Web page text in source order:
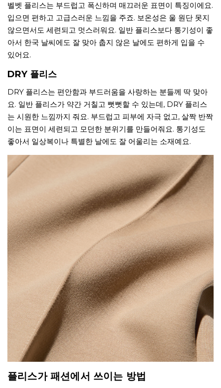
벨벳 플리스는 부드럽고 폭신하며 매끄러운 표면이 특징이에요.
입으면 편하고 고급스러운 느낌을 주죠. 보온성은 울 원단 못지
않으면서도 세련되고 멋스러워요. 일반 플리스보다 통기성이 좋
아서 한국 날씨에도 잘 맞아 춥지 않은 날에도 편하게 입을 수
있어요.
DRY 플리스
DRY 플리스는 편안함과 부드러움을 사랑하는 분들께 딱 맞아
요. 일반 플리스가 약간 거칠고 뻣뻣할 수 있는데, DRY 플리스
는 시원한 느낌까지 줘요. 부드럽고 피부에 자극 없고, 살짝 반짝
이는 표면이 세련되고 모던한 분위기를 만들어줘요. 통기성도
좋아서 일상복이나 특별한 날에도 잘 어울리는 소재예요.
플리스가 패션에서 쓰이는 방법